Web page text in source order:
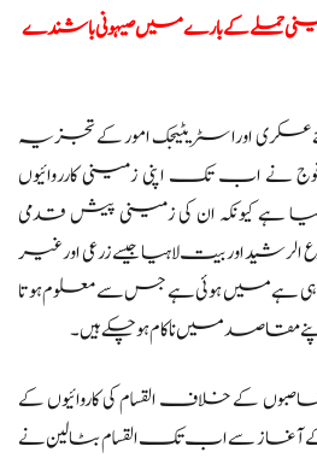
حملے کے بارے میں صیہونی باشندے
عسکری اورا سٹریٹیجک امور کے تجزیہ
نے اب تک اپنی زمینی کارروائیوں
کیونکہ ان کی زمینی پیش قدمی
اور بیت لاہیا جیسے زرعی اور غیر
ہے میں ہوئی ہے جس سے معلوم ہوتا
میں ناکام ہو چکے ہیں۔
کے خلاف القسام کی کاروائیوں کے
سے اب تک القسام بٹالین نے